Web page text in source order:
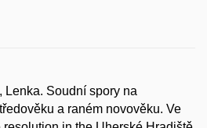
Lenka. Soudní spory na
a raném novověku. Ve